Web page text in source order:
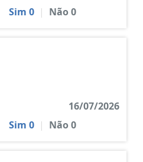
Sim 0 | Não0
16/07/2026
Sim 0 | Não0